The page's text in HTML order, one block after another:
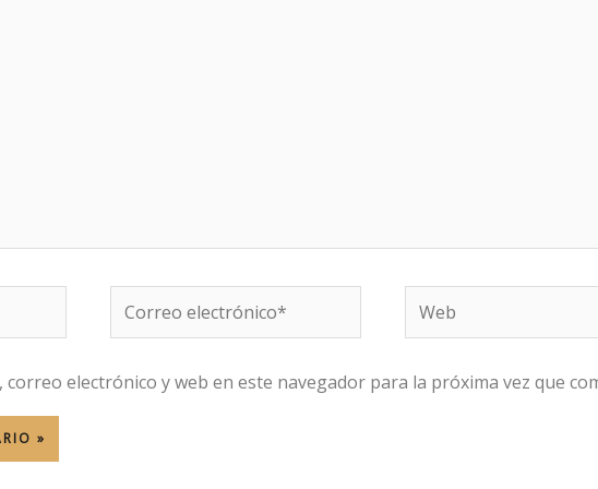
Correo
electrónico*
Web
electrónico y web en este navegador para la próxima vez que